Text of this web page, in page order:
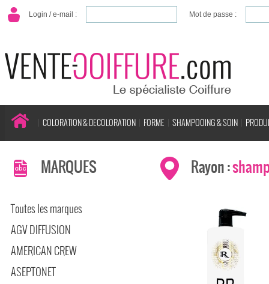
Login / e-mail : Mot de passe :
COLORATION & DECOLORATION FORME SHAMPOOING & SOIN
MARQUES
Toutes les marques
AGV DIFFUSION
AMERICAN CREW
ASEPTONET
Rayon :